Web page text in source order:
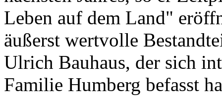
Leben auf dem Land"
äußerst wertvolle
Ulrich Bauhaus, der sich
Familie Humberg befasst